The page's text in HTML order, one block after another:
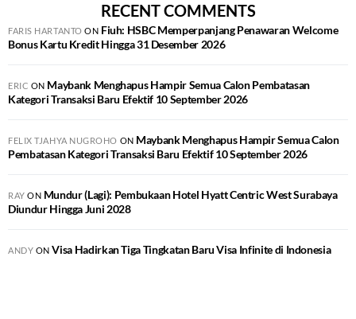
RECENT COMMENTS
FARIS HARTANTO ON Fiuh: HSBC Memperpanjang Penawaran Welcome
Bonus Kartu Kredit Hingga 31 Desember 2026
ERIC ON Maybank Menghapus Hampir Semua Calon Pembatasan
Kategori Transaksi Baru Efektif 10 September 2026
FELIX TJAHYA NUGROHO ON Maybank Menghapus Hampir Semua Calon
Pembatasan Kategori Transaksi Baru Efektif 10 September 2026
RAY ON Mundur (Lagi): Pembukaan Hotel Hyatt Centric West Surabaya
Diundur Hingga Juni 2028
ANDY ONVisa Hadirkan Tiga Tingkatan Baru Visa Infinite di Indonesia